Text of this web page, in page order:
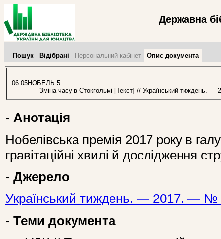
Державна
Пошук Відібрані Персональний кабінет Опис документа
06.05НОБЕЛЬ:5
Зміна часу в Стокгольмі [Текст] // Український тиждень.
- Анотація
Нобелівська премія 2017 року в
гравітаційні хвилі й дослідження
- Джерело
Український тиждень. — 2017. — №
- Теми документа